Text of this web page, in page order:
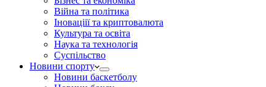
Війна та політика
Іноваціії та криптовалюта
Культура та освіта
Наука та технологія
Суспільство
Новини спорту
Новини баскетболу